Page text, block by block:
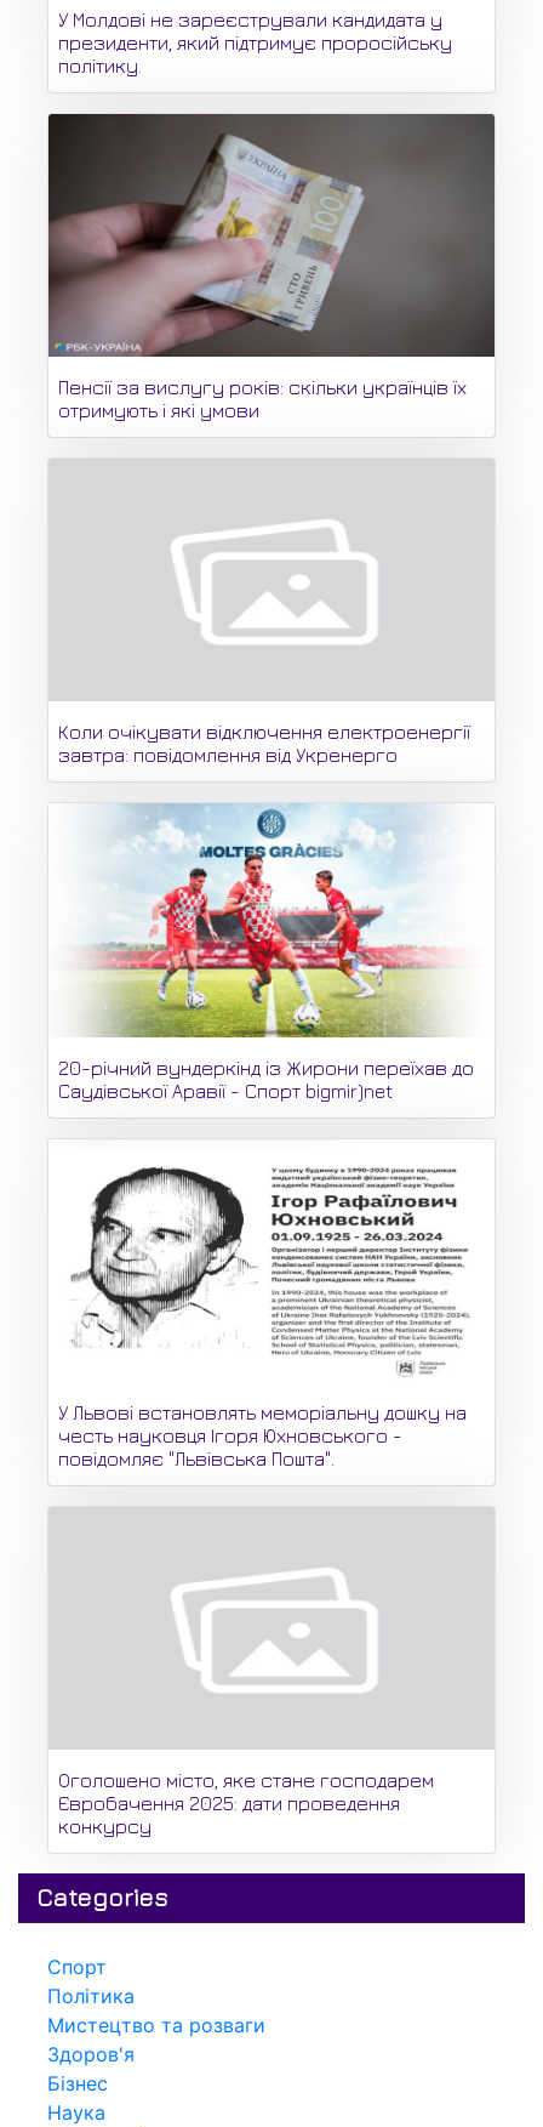
У Молдові не зареєстрували кандидата у
президенти, який підтримує проросійську
політику.
Пенсії за вислугу років: скільки українців їх
отримують і які умови
Коли очікувати відключення електроенергії
завтра: повідомлення від Укренерго
20-річний вундеркінд із Жирони переїхав до
Саудівської Аравії - Спорт bigmir)net
У Львові встановлять меморіальну дошку на
честь науковця Ігоря Юхновського -
повідомляє "Львівська Пошта".
Оголошено місто, яке стане господарем
Євробачення 2025: дати проведення
конкурсу
Categories
Спорт
Політика
Мистецтво та розваги
Здоров'я
Бізнес
Наука